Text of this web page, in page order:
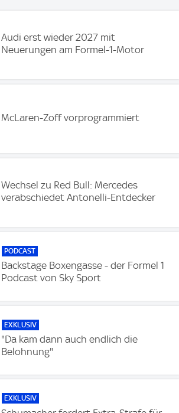
Audi erst wieder 2027 mit
Neuerungen am Formel-1-Motor
McLaren-Zoff vorprogrammiert
Wechsel zu Red Bull: Mercedes
verabschiedet Antonelli-Entdecker
PODCAST
Backstage Boxengasse - der Formel 1
Podcast von Sky Sport
EXKLUSIV
"Da kam dann auch endlich die
Belohnung"
EXKLUSIV